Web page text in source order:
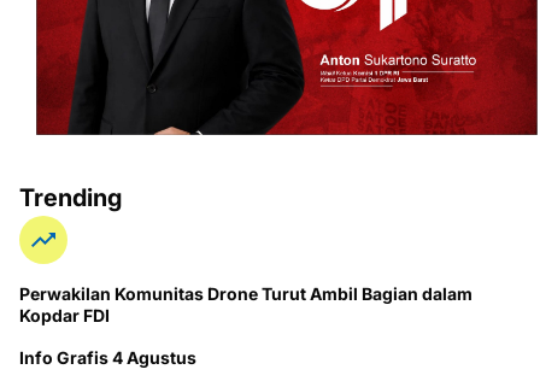
Trending
Perwakilan Komunitas Drone Turut Ambil Bagian dalam
Kopdar FDI
Info Grafis 4 Agustus